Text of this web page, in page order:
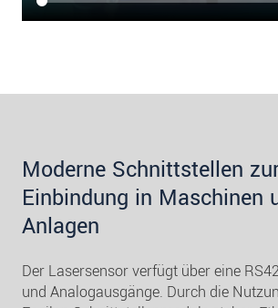
Moderne Schnittstellen
Einbindung in Maschinen
Anlagen
Der Lasersensor verfügt über eine
und Analogausgänge. Durch die